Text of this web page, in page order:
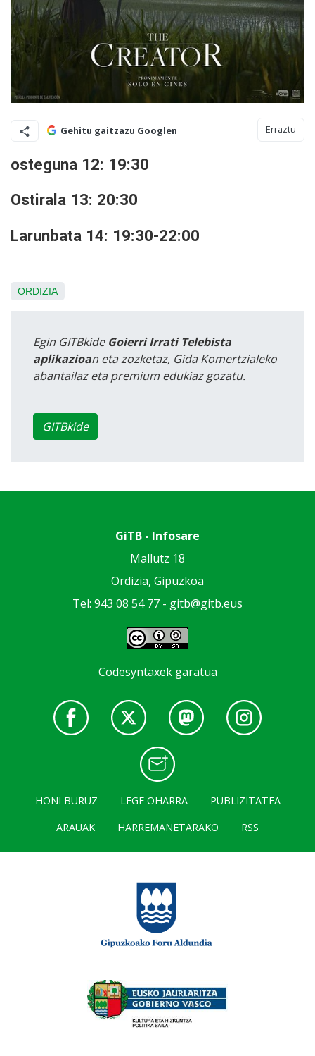
Gehitu gaitzazu Googlen Erraztu
osteguna 12: 19:30
Ostirala 13: 20:30
Larunbata 14: 19:30-22:00
ORDIZIA
Egin GITBkide Goierri Irrati Telebista
aplikazioan eta zozketaz, Gida Komertzialeko
abantailaz eta premium edukiaz gozatu.
GITBkide
GiTB - Infosare
Mallutz 18
Ordizia, Gipuzkoa
Tel: 943 08 54 77 - gitb@gitb.eus
Codesyntaxek garatua
HONI BURUZ LEGE OHARRA
PUBLIZITATEA
ARAUAK
HARREMANETARAKO RSS